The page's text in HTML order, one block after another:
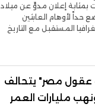
إعلان مدوٍّ عن ميلاد
حداً لأوهام العابثين
المستقبل مع التاريخ
مصر" يتحالف
مليارات العمر